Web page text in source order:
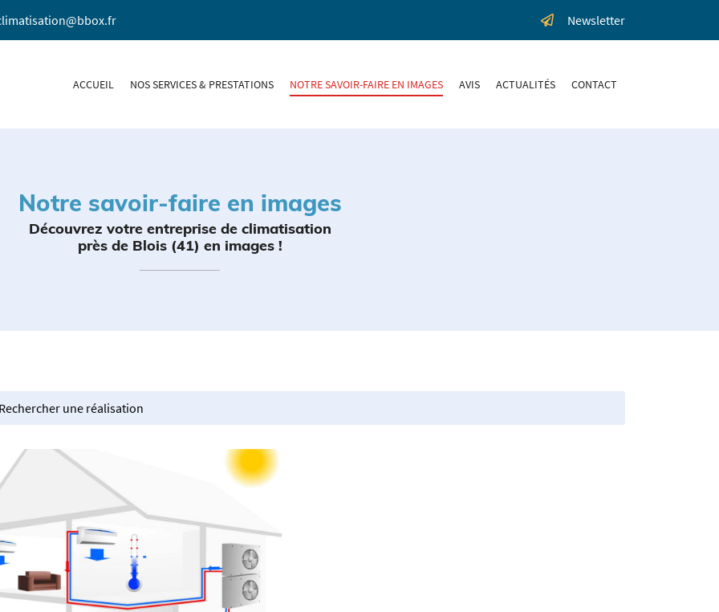
Newsletter
ACCUEIL NOS SERVICES & PRESTATIONS NOTRE SAVOIR-FAIRE EN IMAGES AVIS ACTUALITÉS CONTACT
Notre savoir-faire en images
Découvrez votre entreprise de climatisation
près de Blois (41) en images !